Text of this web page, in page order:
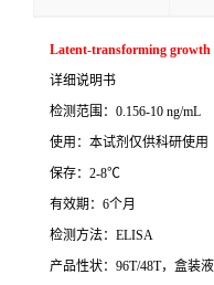
Latent-transforming
详细说明书
检测范围： 0.156-10 ng/mL
使用：本试剂仅供科研使用
保存： 2-8℃
有效期： 6个月
检测方法： ELISA
产品性状： 96T/48T，盒装